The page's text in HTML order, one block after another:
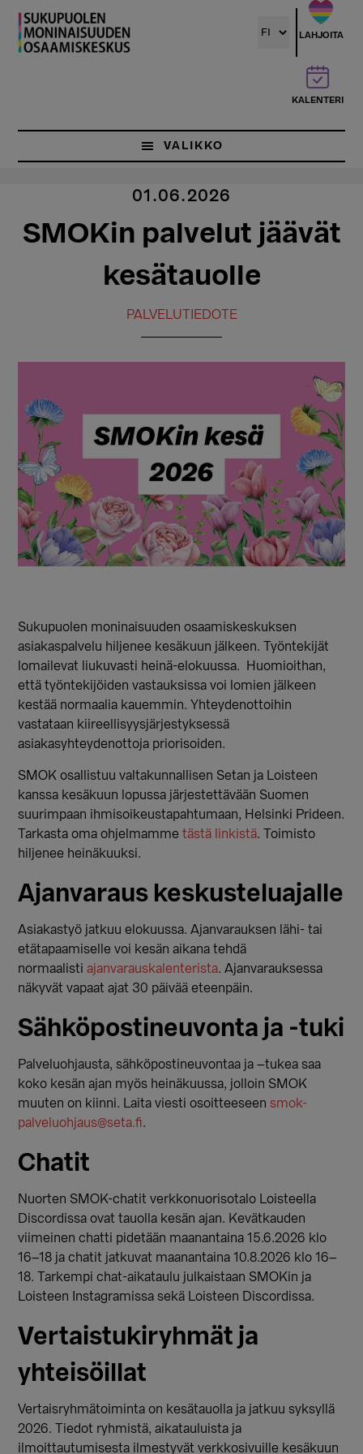
Hyppää
pääsisältöön
LAHJOITA
KALENTERI
VALIKKO
01.06.2026
SMOKin palvelut jäävät
kesätauolle
PALVELUTIEDOTE
Sukupuolen moninaisuuden osaamiskeskuksen
asiakaspalvelu hiljenee kesäkuun jälkeen. Työntekijät
lomailevat liukuvasti heinä-elokuussa. Huomioithan,
että työntekijöiden vastauksissa voi lomien jälkeen
kestää normaalia kauemmin. Yhteydenottoihin
vastataan kiireellisyysjärjestyksessä
asiakasyhteydenottoja priorisoiden.
SMOK osallistuu valtakunnallisen Setan ja Loisteen
kanssa kesäkuun lopussa järjestettävään Suomen
suurimpaan ihmisoikeustapahtumaan, Helsinki Prideen.
Tarkasta oma ohjelmammetästä linkistä. Toimisto
hiljenee heinäkuuksi.
Ajanvaraus keskusteluajalle
Asiakastyö jatkuu elokuussa. Ajanvarauksen lähi- tai
etätapaamiselle voi kesän aikana tehdä
normaalistiajanvarauskalenterista. Ajanvarauksessa
näkyvät vapaat ajat 30 päivää eteenpäin.
Sähköpostineuvonta ja -tuki
Palveluohjausta, sähköpostineuvontaa ja –tukea saa
koko kesän ajan myös heinäkuussa, jolloin SMOK
muuten on kiinni. Laita viesti osoitteeseen smok-
palveluohjaus@seta.fi.
Chatit
Nuorten SMOK-chatit verkkonuorisotalo Loisteella
Discordissa ovat tauolla kesän ajan. Kevätkauden
viimeinen chatti pidetään maanantaina 15.6.2026 klo
16–18 ja chatit jatkuvat maanantaina 10.8.2026 klo 16–
18. Tarkempi chat-aikataulu julkaistaan SMOKin ja
Loisteen Instagramissa sekä Loisteen Discordissa.
Vertaistukiryhmät ja
yhteisöillat
Vertaisryhmätoiminta on kesätauolla ja jatkuu syksyllä
2026. Tiedot ryhmistä, aikatauluista ja
ilmoittautumisesta ilmestyvät verkkosivuille kesäkuun